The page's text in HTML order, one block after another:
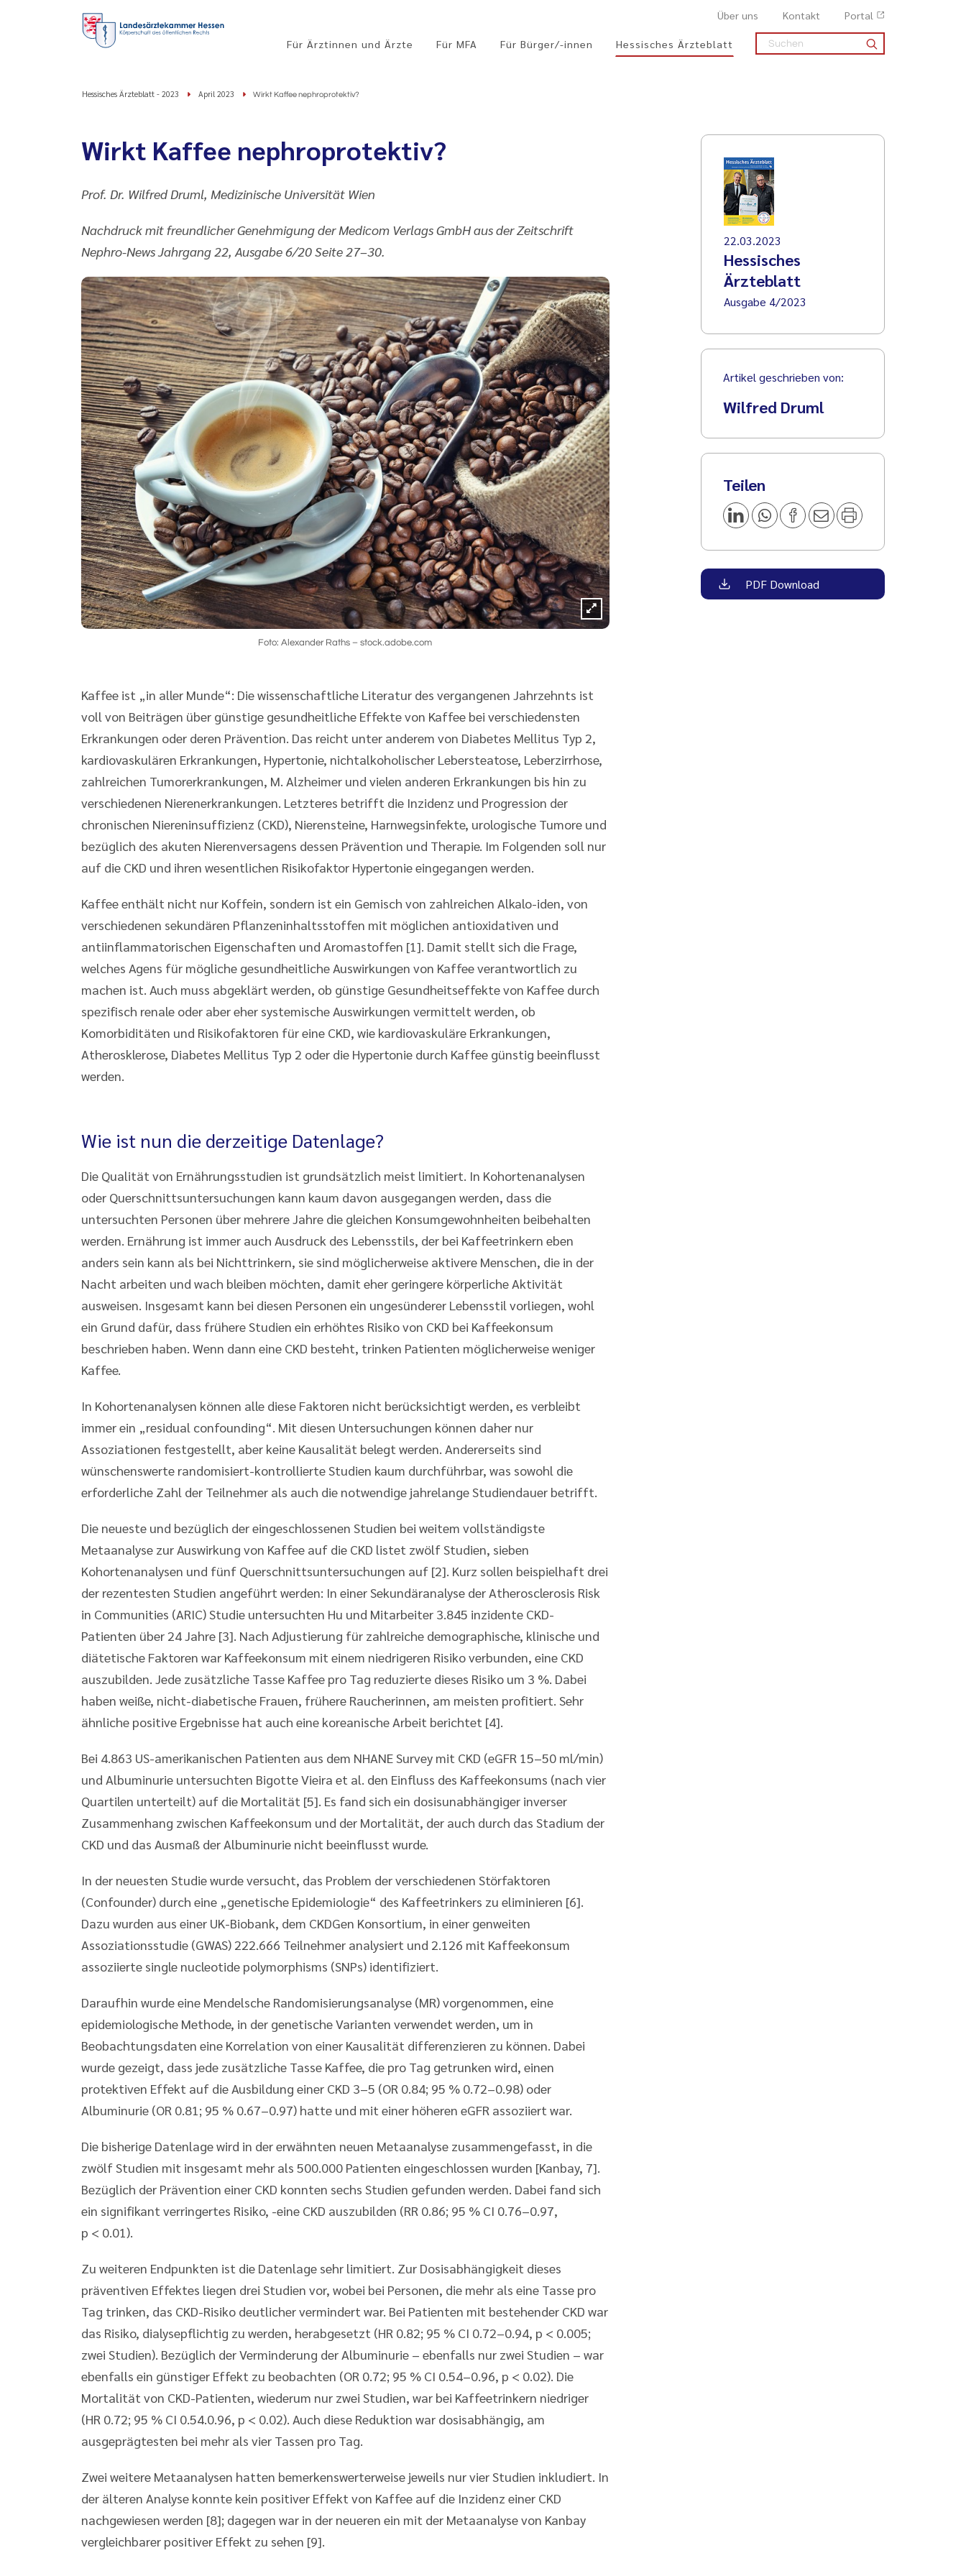
Über uns Kontakt Portal
Für Ärztinnen und Ärzte Für MFA Für Bürger/-innen Hessisches Ärzteblatt
Hessisches Ärzteblatt - 2023 April 2023 Wirkt Kaffee nephroprotektiv?
Wirkt Kaffee nephroprotektiv?
Prof. Dr. Wilfred Druml, Medizinische Universität Wien
Nachdruck mit freundlicher Genehmigung der Medicom Verlags GmbH aus der Zeitschrift
Nephro-News Jahrgang 22, Ausgabe 6/20 Seite 27–30.
Foto: Alexander Raths – stock.adobe.com
Kaffee ist „in aller Munde“: Die wissenschaftliche Literatur des vergangenen Jahrzehnts ist
voll von Beiträgen über günstige gesundheitliche Effekte von Kaffee bei verschiedensten
Erkrankungen oder deren Prävention. Das reicht unter anderem von Diabetes Mellitus Typ 2,
kardiovaskulären Erkrankungen, Hypertonie, nichtalkoholischer Lebersteatose, Leberzirrhose,
zahlreichen Tumorerkrankungen, M. Alzheimer und vielen anderen Erkrankungen bis hin zu
verschiedenen Nierenerkrankungen. Letzteres betrifft die Inzidenz und Progression der
chronischen Niereninsuffizienz (CKD), Nierensteine, Harnwegsinfekte, urologische Tumore und
bezüglich des akuten Nierenversagens dessen Prävention und Therapie. Im Folgenden soll nur
auf die CKD und ihren wesentlichen Risikofaktor Hypertonie eingegangen werden.
Kaffee enthält nicht nur Koffein, sondern ist ein Gemisch von zahlreichen Alkalo-iden, von
verschiedenen sekundären Pflanzeninhaltsstoffen mit möglichen antioxidativen und
antiinflammatorischen Eigenschaften und Aromastoffen [1]. Damit stellt sich die Frage,
welches Agens für mögliche gesundheitliche Auswirkungen von Kaffee verantwortlich zu
machen ist. Auch muss abgeklärt werden, ob günstige Gesundheitseffekte von Kaffee durch
spezifisch renale oder aber eher systemische Auswirkungen vermittelt werden, ob
Komorbiditäten und Risikofaktoren für eine CKD, wie kardiovaskuläre Erkrankungen,
Atherosklerose, Diabetes Mellitus Typ 2 oder die Hypertonie durch Kaffee günstig beeinflusst
werden.
Wie ist nun die derzeitige Datenlage?
Die Qualität von Ernährungsstudien ist grundsätzlich meist limitiert. In Kohortenanalysen
oder Querschnittsuntersuchungen kann kaum davon ausgegangen werden, dass die
untersuchten Personen über mehrere Jahre die gleichen Konsumgewohnheiten beibehalten
werden. Ernährung ist immer auch Ausdruck des Lebensstils, der bei Kaffeetrinkern eben
anders sein kann als bei Nichttrinkern, sie sind möglicherweise aktivere Menschen, die in der
Nacht arbeiten und wach bleiben möchten, damit eher geringere körperliche Aktivität
ausweisen. Insgesamt kann bei diesen Personen ein ungesünderer Lebensstil vorliegen, wohl
ein Grund dafür, dass frühere Studien ein erhöhtes Risiko von CKD bei Kaffeekonsum
beschrieben haben. Wenn dann eine CKD besteht, trinken Patienten möglicherweise weniger
Kaffee.
In Kohortenanalysen können alle diese Faktoren nicht berücksichtigt werden, es verbleibt
immer ein „residual confounding“. Mit diesen Untersuchungen können daher nur
Assoziationen festgestellt, aber keine Kausalität belegt werden. Andererseits sind
wünschenswerte randomisiert-kontrollierte Studien kaum durchführbar, was sowohl die
erforderliche Zahl der Teilnehmer als auch die notwendige jahrelange Studiendauer betrifft.
Die neueste und bezüglich der eingeschlossenen Studien bei weitem vollständigste
Metaanalyse zur Auswirkung von Kaffee auf die CKD listet zwölf Studien, sieben
Kohortenanalysen und fünf Querschnittsuntersuchungen auf [2]. Kurz sollen beispielhaft drei
der rezentesten Studien angeführt werden: In einer Sekundäranalyse der Atherosclerosis Risk
in Communities (ARIC) Studie untersuchten Hu und Mitarbeiter 3.845 inzidente CKD-
Patienten über 24 Jahre [3]. Nach Adjustierung für zahlreiche demographische, klinische und
diätetische Faktoren war Kaffeekonsum mit einem niedrigeren Risiko verbunden, eine CKD
auszubilden. Jede zusätzliche Tasse Kaffee pro Tag reduzierte dieses Risiko um 3 %. Dabei
haben weiße, nicht-diabetische Frauen, frühere Raucherinnen, am meisten profitiert. Sehr
ähnliche positive Ergebnisse hat auch eine koreanische Arbeit berichtet [4].
Bei 4.863 US-amerikanischen Patienten aus dem NHANE Survey mit CKD (eGFR 15–50 ml/min)
und Albuminurie untersuchten Bigotte Vieira et al. den Einfluss des Kaffeekonsums (nach vier
Quartilen unterteilt) auf die Mortalität [5]. Es fand sich ein dosisunabhängiger inverser
Zusammenhang zwischen Kaffeekonsum und der Mortalität, der auch durch das Stadium der
CKD und das Ausmaß der Albuminurie nicht beeinflusst wurde.
In der neuesten Studie wurde versucht, das Problem der verschiedenen Störfaktoren
(Confounder) durch eine „genetische Epidemiologie“ des Kaffeetrinkers zu eliminieren [6].
Dazu wurden aus einer UK-Biobank, dem CKDGen Konsortium, in einer genweiten
Assoziationsstudie (GWAS) 222.666 Teilnehmer analysiert und 2.126 mit Kaffeekonsum
assoziierte single nucleotide polymorphisms (SNPs) identifiziert.
Daraufhin wurde eine Mendelsche Randomisierungsanalyse (MR) vorgenommen, eine
epidemiologische Methode, in der genetische Varianten verwendet werden, um in
Beobachtungsdaten eine Korrelation von einer Kausalität differenzieren zu können. Dabei
wurde gezeigt, dass jede zusätzliche Tasse Kaffee, die pro Tag getrunken wird, einen
protektiven Effekt auf die Ausbildung einer CKD 3–5 (OR 0.84; 95 % 0.72–0.98) oder
Albuminurie (OR 0.81; 95 % 0.67–0.97) hatte und mit einer höheren eGFR assoziiert war.
Die bisherige Datenlage wird in der erwähnten neuen Metaanalyse zusammengefasst, in die
zwölf Studien mit insgesamt mehr als 500.000 Patienten eingeschlossen wurden [Kanbay, 7].
Bezüglich der Prävention einer CKD konnten sechs Studien gefunden werden. Dabei fand sich
ein signifikant verringertes Risiko, -eine CKD auszubilden (RR 0.86; 95 % CI 0.76–0.97,
p < 0.01).
Zu weiteren Endpunkten ist die Datenlage sehr limitiert. Zur Dosisabhängigkeit dieses
präventiven Effektes liegen drei Studien vor, wobei bei Personen, die mehr als eine Tasse pro
Tag trinken, das CKD-Risiko deutlicher vermindert war. Bei Patienten mit bestehender CKD war
das Risiko, dialysepflichtig zu werden, herabgesetzt (HR 0.82; 95 % CI 0.72–0.94, p < 0.005;
zwei Studien). Bezüglich der Verminderung der Albuminurie – ebenfalls nur zwei Studien – war
ebenfalls ein günstiger Effekt zu beobachten (OR 0.72; 95 % CI 0.54–0.96, p < 0.02). Die
Mortalität von CKD-Patienten, wiederum nur zwei Studien, war bei Kaffeetrinkern niedriger
(HR 0.72; 95 % CI 0.54.0.96, p < 0.02). Auch diese Reduktion war dosisabhängig, am
ausgeprägtesten bei mehr als vier Tassen pro Tag.
Zwei weitere Metaanalysen hatten bemerkenswerterweise jeweils nur vier Studien inkludiert. In
der älteren Analyse konnte kein positiver Effekt von Kaffee auf die Inzidenz einer CKD
nachgewiesen werden [8]; dagegen war in der neueren ein mit der Metaanalyse von Kanbay
vergleichbarer positiver Effekt zu sehen [9].
22.03.2023
Hessisches
Ärzteblatt
Ausgabe 4/2023
Artikel geschrieben von:
Wilfred Druml
Teilen
PDF Download